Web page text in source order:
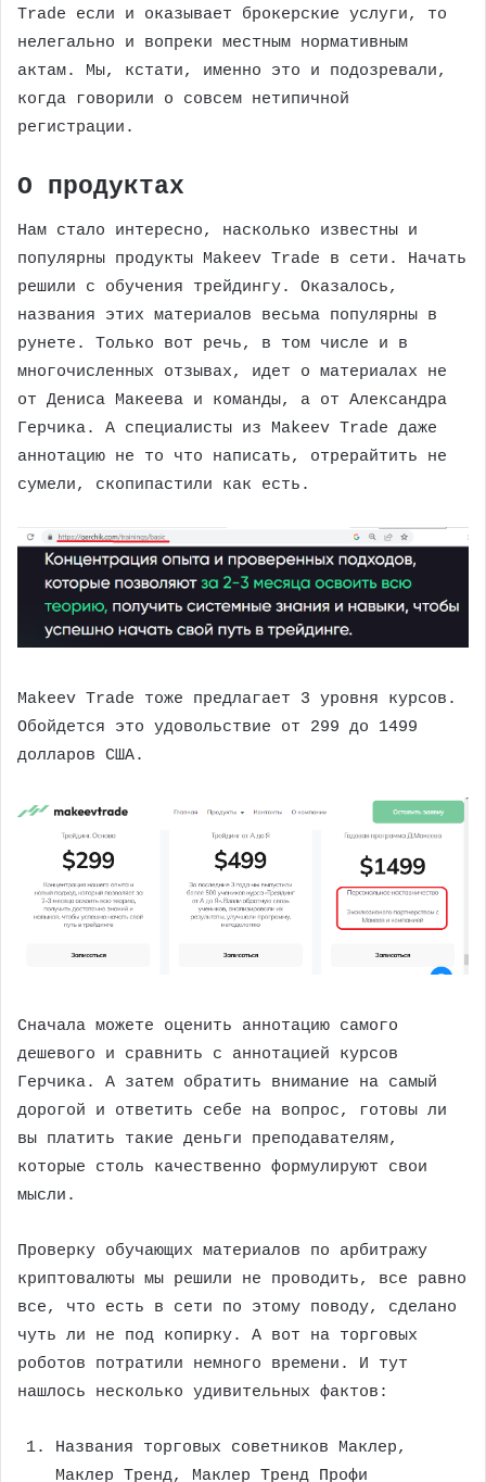
Trade если и оказывает брокерские услуги, то
нелегально и вопреки местным нормативным
актам. Мы, кстати, именно это и подозревали,
когда говорили о совсем нетипичной
регистрации.
О продуктах
Нам стало интересно, насколько известны и
популярны продукты Makeev Trade в сети. Начать
решили с обучения трейдингу. Оказалось,
названия этих материалов весьма популярны в
рунете. Только вот речь, в том числе и в
многочисленных отзывах, идет о материалах не
от Дениса Макеева и команды, а от Александра
Герчика. А специалисты из Makeev Trade даже
аннотацию не то что написать, отрерайтить не
сумели, скопипастили как есть.
Makeev Trade тоже предлагает 3 уровня курсов.
Обойдется это удовольствие от 299 до 1499
долларов США.
Сначала можете оценить аннотацию самого
дешевого и сравнить с аннотацией курсов
Герчика. А затем обратить внимание на самый
дорогой и ответить себе на вопрос, готовы ли
вы платить такие деньги преподавателям,
которые столь качественно формулируют свои
мысли.
Проверку обучающих материалов по арбитражу
криптовалюты мы решили не проводить, все равно
все, что есть в сети по этому поводу, сделано
чуть ли не под копирку. А вот на торговых
роботов потратили немного времени. И тут
нашлось несколько удивительных фактов:
Названия торговых советников Маклер,
Маклер Тренд, Маклер Тренд Профи